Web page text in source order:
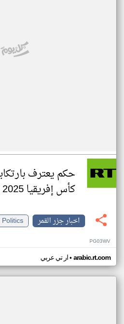
حكم يعترف
كأس إفريقيا 2025
اخبار جزر القمر
Politics
PG03WV
ار تي عربي• arabic.rt.com